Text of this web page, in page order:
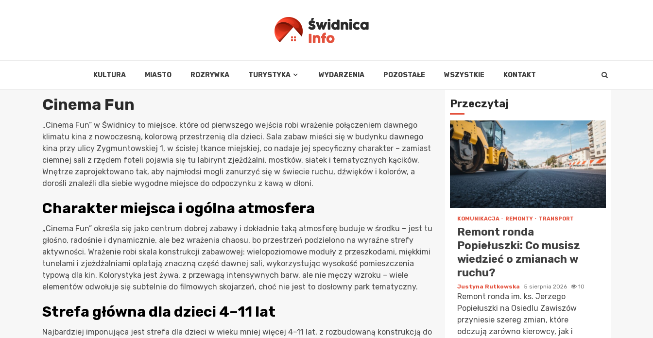
KULTURA MIASTO ROZRYWKA TURYSTYKA WYDARZENIA POZOSTAŁE WSZYSTKIE KONTAKT
Cinema Fun
„Cinema Fun” w Świdnicy to miejsce, które od pierwszego wejścia robi wrażenie połączeniem dawnego
klimatu kina z nowoczesną, kolorową przestrzenią dla dzieci. Sala zabaw mieści się w budynku dawnego
kina przy ulicy Zygmuntowskiej 1, w ścisłej tkance miejskiej, co nadaje jej specyficzny charakter – zamiast
ciemnej sali z rzędem foteli pojawia się tu labirynt zjeżdżalni, mostków, siatek i tematycznych kącików.
Wnętrze zaprojektowano tak, aby najmłodsi mogli zanurzyć się w świecie ruchu, dźwięków i kolorów, a
dorośli znaleźli dla siebie wygodne miejsce do odpoczynku z kawą w dłoni.
Charakter miejsca i ogólna atmosfera
„Cinema Fun” określa się jako centrum dobrej zabawy i dokładnie taką atmosferę buduje w środku – jest tu
głośno, radośnie i dynamicznie, ale bez wrażenia chaosu, bo przestrzeń podzielono na wyraźne strefy
aktywności. Wrażenie robi skala konstrukcji zabawowej: wielopoziomowe moduły z przeszkodami, miękkimi
tunelami i zjeżdżalniami oplatają znaczną część dawnej sali, wykorzystując wysokość pomieszczenia
typową dla kin. Kolorystyka jest żywa, z przewagą intensywnych barw, ale nie męczy wzroku – wiele
elementów odwołuje się subtelnie do filmowych skojarzeń, choć nie jest to dosłowny park tematyczny.
Strefa główna dla dzieci 4–11 lat
Najbardziej imponująca jest strefa dla dzieci w wieku mniej więcej 4–11 lat, z rozbudowaną konstrukcją do
Przeczytaj
KOMUNIKACJA REMONTY TRANSPORT
Remont ronda
Popiełuszki: Co musisz
wiedzieć o zmianach w
ruchu?
Justyna Rutkowska 5 sierpnia 2026 10
Remont ronda im. ks. Jerzego
Popiełuszki na Osiedlu Zawiszów
przyniesie szereg zmian, które
odczują zarówno kierowcy, jak i